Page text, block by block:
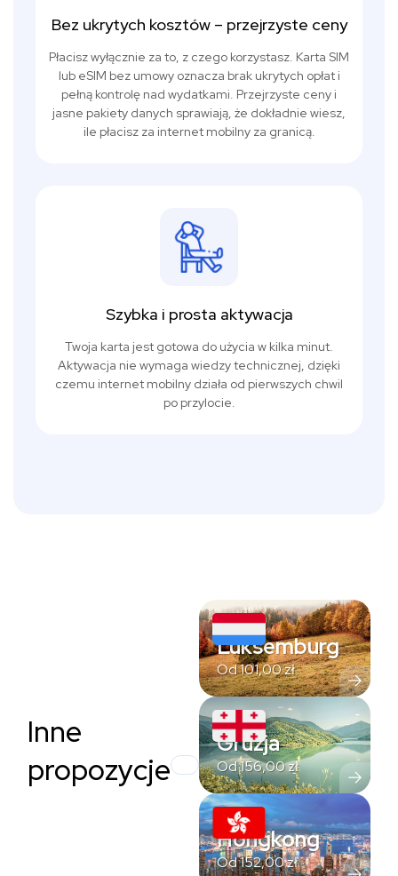
Bez ukrytych kosztów – przejrzyste ceny
Płacisz wyłącznie za to, z czego korzystasz. Karta SIM
lub eSIM bez umowy oznacza brak ukrytych opłat i
pełną kontrolę nad wydatkami. Przejrzyste ceny i
jasne pakiety danych sprawiają, że dokładnie wiesz,
ile płacisz za internet mobilny za granicą.
Szybka i prosta aktywacja
Twoja karta jest gotowa do użycia w kilka minut.
Aktywacja nie wymaga wiedzy technicznej, dzięki
czemu internet mobilny działa od pierwszych chwil
po przylocie.
Inne
propozycje
Luksemburg
Od101,00zł
Gruzja
Od156,00zł
Hongkong
Od152,00zł